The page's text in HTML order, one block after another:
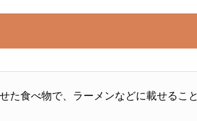
た食べ物で、ラーメンなどに載せること